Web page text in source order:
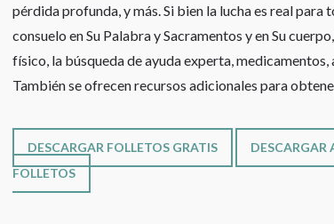
pérdida profunda, y más. Si bien la lucha es real
consuelo en Su Palabra y Sacramentos y en Su
físico, la búsqueda de ayuda experta,
También se ofrecen recursos adicionales para
DESCARGAR FOLLETOS GRATIS DESCARGAR
FOLLETOS